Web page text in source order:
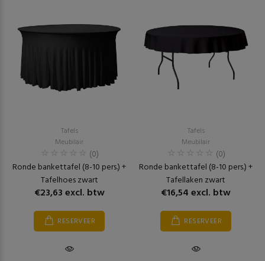
Tafels
Meubilair
(0)
Ronde bankettafel (8-10 pers.) +
Tafelhoes zwart
€23,63 excl. btw
RESERVEER
Tafels
Meubilair
(0)
Ronde bankettafel (8-10 pers.) +
Tafellaken zwart
€16,54 excl. btw
RESERVEER